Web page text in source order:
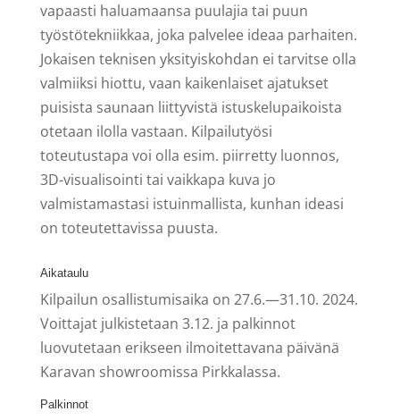
vapaasti haluamaansa puulajia tai puun
työstötekniikkaa, joka palvelee ideaa parhaiten.
Jokaisen teknisen yksityiskohdan ei tarvitse olla
valmiiksi hiottu, vaan kaikenlaiset ajatukset
puisista saunaan liittyvistä istuskelupaikoista
otetaan ilolla vastaan. Kilpailutyösi
toteutustapa voi olla esim. piirretty luonnos,
3D-visualisointi tai vaikkapa kuva jo
valmistamastasi istuinmallista, kunhan ideasi
on toteutettavissa puusta.
Aikataulu
Kilpailun osallistumisaika on 27.6.—31.10. 2024.
Voittajat julkistetaan 3.12. ja palkinnot
luovutetaan erikseen ilmoitettavana päivänä
Karavan showroomissa Pirkkalassa.
Palkinnot